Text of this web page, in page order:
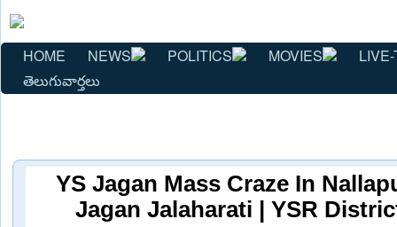
HOME NEWS POLITICS MOVIES
తెలుగువార్తలు
YS Jagan Mass Craze In
Jagan Jalaharati | YSR